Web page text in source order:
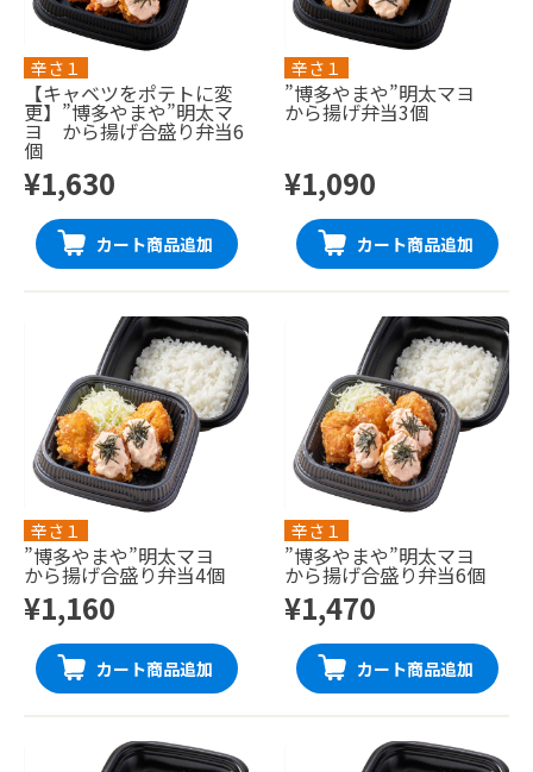
辛さ１
【キャベツをポテトに変
更】”博多やまや”明太マ
ヨ から揚げ合盛り弁当6
個
¥1,630
カート商品追加
辛さ１
”博多やまや”明太マヨ
から揚げ弁当3個
¥1,090
カート商品追加
辛さ１
”博多やまや”明太マヨ
から揚げ合盛り弁当4個
¥1,160
カート商品追加
辛さ１
”博多やまや”明太マヨ
から揚げ合盛り弁当6個
¥1,470
カート商品追加